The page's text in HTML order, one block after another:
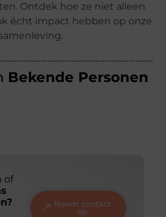
Ontdek hoe ze niet alleen
écht impact hebben op onze
Bekende Personen
of
Neem contact
op